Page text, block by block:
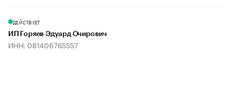
ДЕЙСТВУЕТ
ИП Горяев Эдуард Очирович
ИНН: 081406765557